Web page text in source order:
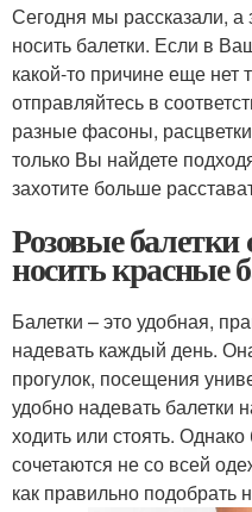
Сегодня мы рассказали,
носить балетки. Если в
какой-то причине еще нет
отправляйтесь в
разные фасоны,
только Вы найдете
захотите больше
Розовые
носить красные
Балетки – это удобная,
надевать каждый день.
прогулок, посещения
удобно надевать балетки
ходить или стоять. Однако
сочетаются не со всей
как правильно